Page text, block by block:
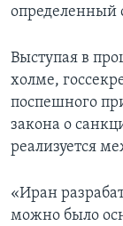
определенный
Выступая в
холме,
поспешного
закона о
реализуется
«Иран
можно было